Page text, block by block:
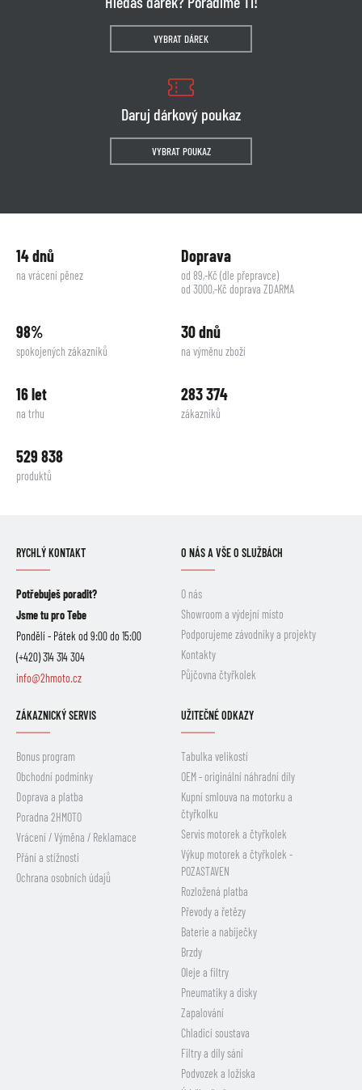
VYBRAT DÁREK
Daruj dárkový poukaz
VYBRAT POUKAZ
14 dnů
na vrácení pěnez
Doprava
od 89,-Kč (dle přepravce)
od 3000,-Kč doprava ZDARMA
98%
spokojených zákazníků
30 dnů
na výměnu zboží
16 let
na trhu
283 374
zákazníků
529 838
produktů
RYCHLÝ KONTAKT
Potřebuješ poradit?
Jsme tu pro Tebe
Pondělí - Pátek od 9:00 do 15:00
(+420) 314 314 304
info@2hmoto.cz
O NÁS A VŠE O SLUŽBÁCH
O nás
Showroom a výdejní místo
Podporujeme závodníky a projekty
Kontakty
Půjčovna čtyřkolek
ZÁKAZNICKÝ SERVIS
Bonus program
Obchodní podmínky
Doprava a platba
Poradna 2HMOTO
Vrácení / Výměna / Reklamace
Přání a stížnosti
Ochrana osobních údajů
UŽITEČNÉ ODKAZY
Tabulka velikostí
OEM - originální náhradní díly
Kupní smlouva na motorku a
čtyřkolku
Servis motorek a čtyřkolek
Výkup motorek a čtyřkolek -
POZASTAVEN
Rozložená platba
Převody a řetězy
Baterie a nabíječky
Brzdy
Oleje a filtry
Pneumatiky a disky
Zapalování
Chladicí soustava
Filtry a díly sání
Podvozek a ložiska